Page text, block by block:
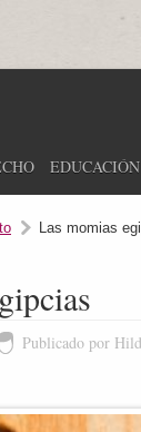
EDUCACIÓN
Las momias
Publicado por